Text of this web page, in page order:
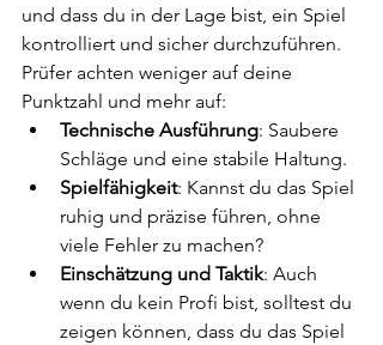
und dass du in der Lage bist, ein Spiel
kontrolliert und sicher durchzuführen.
Prüfer achten weniger auf deine
Punktzahl und mehr auf:
Technische Ausführung: Saubere
Schläge und eine stabile Haltung.
Spielfähigkeit: Kannst du das Spiel
ruhig und präzise führen, ohne
viele Fehler zu machen?
Einschätzung und Taktik: Auch
wenn du kein Profi bist, solltest du
zeigen können, dass du das Spiel